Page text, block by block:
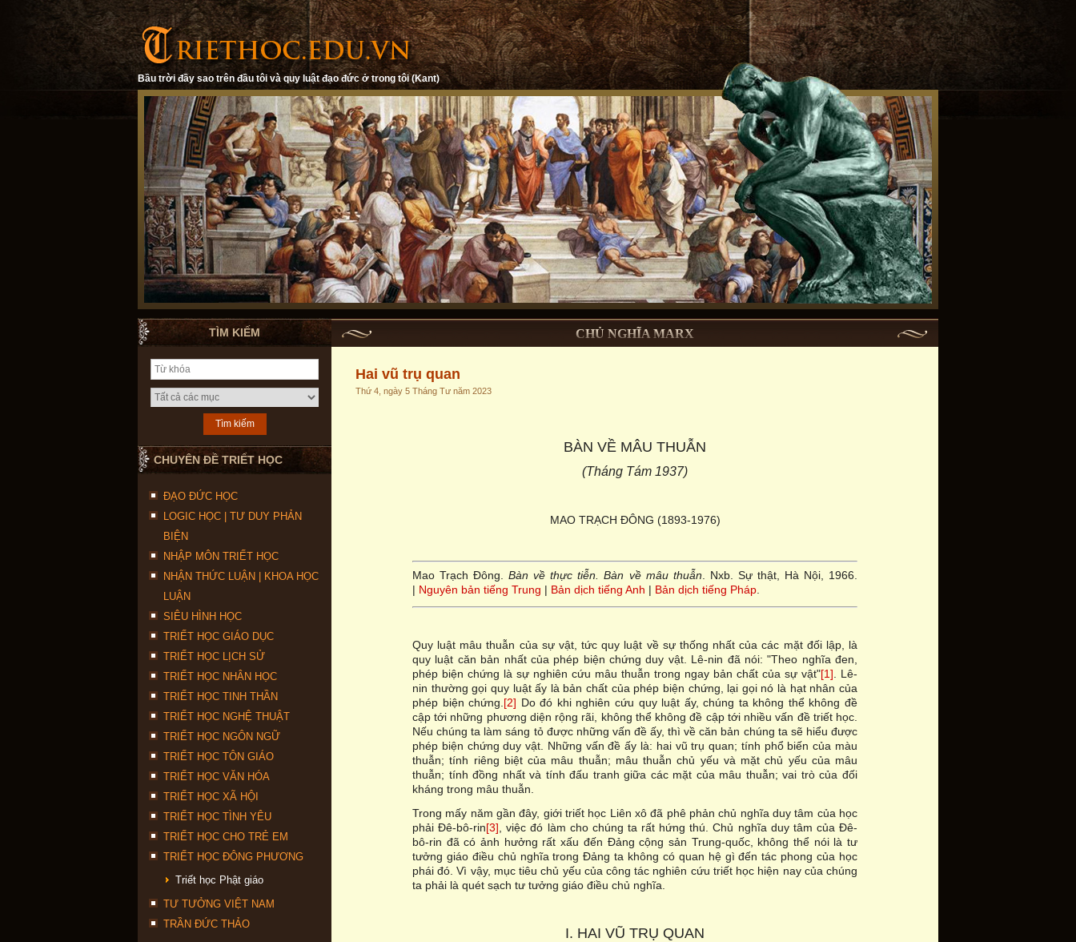
Bầu trời đầy sao trên đầu tôi và quy luật đạo đức ở trong tôi (Kant)
TÌM KIẾM
CHUYÊN ĐỀ TRIẾT HỌC
ĐẠO ĐỨC HỌC
LOGIC HỌC | TƯ DUY PHẢN
BIỆN
NHẬP MÔN TRIẾT HỌC
NHẬN THỨC LUẬN | KHOA HỌC
LUẬN
SIÊU HÌNH HỌC
TRIẾT HỌC GIÁO DỤC
TRIẾT HỌC LỊCH SỬ
TRIẾT HỌC NHÂN HỌC
TRIẾT HỌC TINH THẦN
TRIẾT HỌC NGHỆ THUẬT
TRIẾT HỌC NGÔN NGỮ
TRIẾT HỌC TÔN GIÁO
TRIẾT HỌC VĂN HÓA
TRIẾT HỌC XÃ HỘI
TRIẾT HỌC TÌNH YÊU
TRIẾT HỌC CHO TRẺ EM
TRIẾT HỌC ĐÔNG PHƯƠNG
Triết học Phật giáo
TƯ TƯỞNG VIỆT NAM
TRẦN ĐỨC THẢO
CHỦ NGHĨA MARX
Hai vũ trụ quan
Thứ 4, ngày 5 Tháng Tư năm 2023
BÀN VỀ MÂU THUẪN
(Tháng Tám 1937)
MAO TRẠCH ĐÔNG (1893-1976)
Mao Trạch Đông.Bàn về thực tiễn. Bàn về mâu thuẫn . Nxb. Sự thật, Hà Nội, 1966.
| Nguyên bản tiếng Trung | Bản dịch tiếng Anh | Bản dịch tiếng Pháp
Quy luật mâu thuẫn của sự vật, tức quy luật về sự thống nhất của các mặt đối lập, là
quy luật căn bản nhất của phép biện chứng duy vật. Lê-nin đã nói: "Theo nghĩa đen,
phép biện chứng là sự nghiên cứu mâu thuẫn trong ngay bản chất của sự vật"[1] . Lê-
nin thường gọi quy luật ấy là bản chất của phép biện chứng, lại gọi nó là hạt nhân của
phép biện chứng. [2] Do đó khi nghiên cứu quy luật ấy, chúng ta không thể không đề
cập tới những phương diện rộng rãi, không thể không đề cập tới nhiều vấn đề triết học.
Nếu chúng ta làm sáng tỏ được những vấn đề ấy, thì về căn bản chúng ta sẽ hiểu được
phép biện chứng duy vật. Những vấn đề ấy là: hai vũ trụ quan; tính phổ biến của màu
thuẫn; tính riêng biệt của mâu thuẫn; mâu thuẫn chủ yếu và mặt chủ yếu của mâu
thuẫn; tính đồng nhất và tính đấu tranh giữa các mặt của mâu thuẫn; vai trò của đối
kháng trong mâu thuẫn.
Trong mấy năm gần đây, giới triết học Liên xô đã phê phản chủ nghĩa duy tâm của học
phải Đê-bô-rin[3] , việc đó làm cho chúng ta rất hứng thú. Chủ nghĩa duy tâm của Đê-
bô-rin đã có ảnh hưởng rất xấu đến Đảng cộng sản Trung-quốc, không thể nói là tư
tưởng giáo điều chủ nghĩa trong Đảng ta không có quan hệ gì đến tác phong của học
phái đó. Vì vậy, mục tiêu chủ yếu của công tác nghiên cứu triết học hiện nay của chúng
ta phải là quét sạch tư tưởng giáo điều chủ nghĩa.
I. HAI VŨ TRỤ QUAN